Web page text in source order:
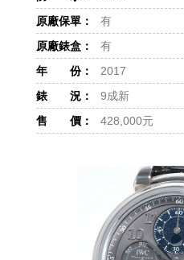
原廠保單：
有
原廠錶盒：
有
年 份：
2017
錶 況：
9成新
售 價：
428,000元